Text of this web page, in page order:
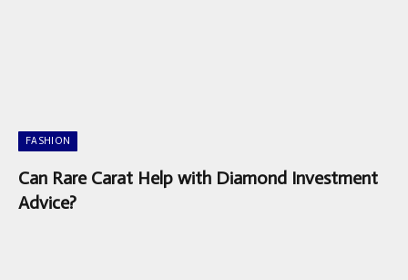
FASHION
Can Rare Carat Help with Diamond Investment
Advice?